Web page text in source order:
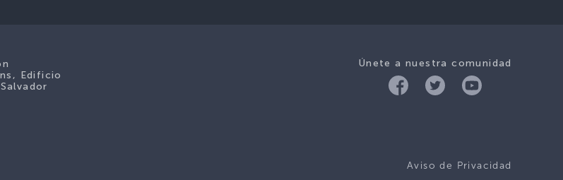
Únete a nuestra comunidad
Aviso de Privacidad
Edificio